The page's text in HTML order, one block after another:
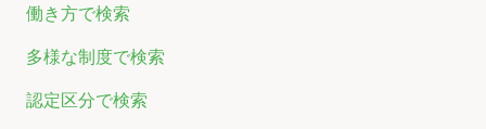
働き方で検索
多様な制度で検索
認定区分で検索